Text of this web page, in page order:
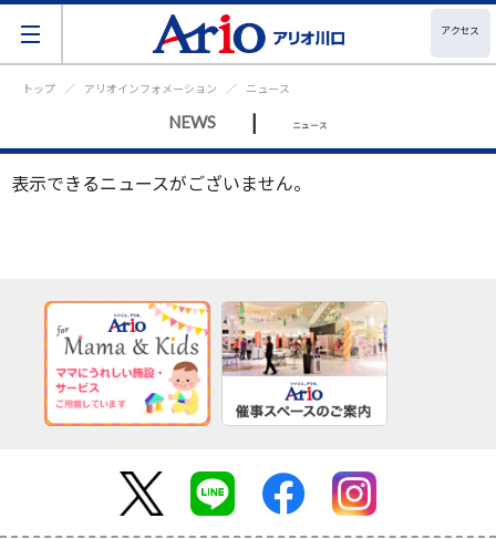
アクセス
トップ アリオインフォメーション ニュース
NEWS | ニュース
表示できるニュースがございません。